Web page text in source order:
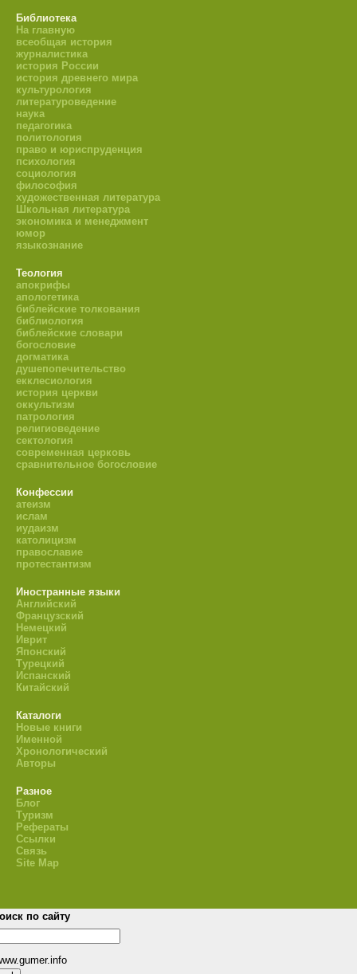
Библиотека
На главную
всеобщая история
журналистика
история России
история древнего мира
культурология
литературоведение
наука
педагогика
политология
право и юриспруденция
психология
социология
философия
художественная литература
Школьная литература
экономика и менеджмент
юмор
языкознание
Теология
апокрифы
апологетика
библейские толкования
библиология
библейские словари
богословие
догматика
душепопечительство
екклесиология
история церкви
оккультизм
патрология
религиоведение
сектология
современная церковь
сравнительное богословие
Конфессии
атеизм
ислам
иудаизм
католицизм
православие
протестантизм
Иностранные языки
Английский
Французский
Немецкий
Иврит
Японский
Турецкий
Испанский
Китайский
Каталоги
Новые книги
Именной
Хронологический
Авторы
Разное
Блог
Туризм
Рефераты
Ссылки
Связь
Site Map
по сайту